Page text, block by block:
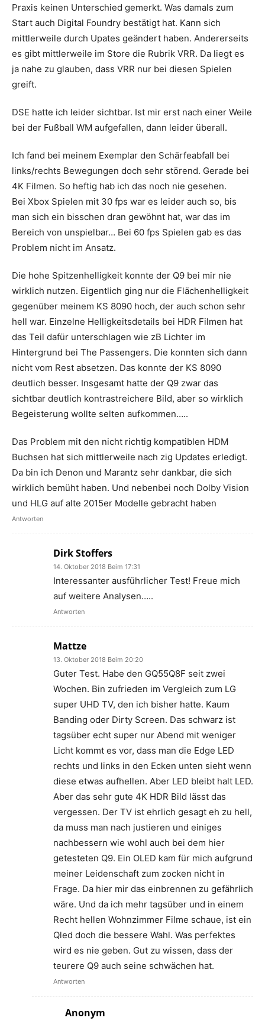
Praxis keinen Unterschied gemerkt. Was damals zum
Start auch Digital Foundry bestätigt hat. Kann sich
mittlerweile durch Upates geändert haben. Andererseits
es gibt mittlerweile im Store die Rubrik VRR. Da liegt es
ja nahe zu glauben, dass VRR nur bei diesen Spielen
greift.
DSE hatte ich leider sichtbar. Ist mir erst nach einer Weile
bei der Fußball WM aufgefallen, dann leider überall.
Ich fand bei meinem Exemplar den Schärfeabfall bei
links/rechts Bewegungen doch sehr störend. Gerade bei
4K Filmen. So heftig hab ich das noch nie gesehen.
Bei Xbox Spielen mit 30 fps war es leider auch so, bis
man sich ein bisschen dran gewöhnt hat, war das im
Bereich von unspielbar… Bei 60 fps Spielen gab es das
Problem nicht im Ansatz.
Die hohe Spitzenhelligkeit konnte der Q9 bei mir nie
wirklich nutzen. Eigentlich ging nur die Flächenhelligkeit
gegenüber meinem KS 8090 hoch, der auch schon sehr
hell war. Einzelne Helligkeitsdetails bei HDR Filmen hat
das Teil dafür unterschlagen wie zB Lichter im
Hintergrund bei The Passengers. Die konnten sich dann
nicht vom Rest absetzen. Das konnte der KS 8090
deutlich besser. Insgesamt hatte der Q9 zwar das
sichtbar deutlich kontrastreichere Bild, aber so wirklich
Begeisterung wollte selten aufkommen…..
Das Problem mit den nicht richtig kompatiblen HDM
Buchsen hat sich mittlerweile nach zig Updates erledigt.
Da bin ich Denon und Marantz sehr dankbar, die sich
wirklich bemüht haben. Und nebenbei noch Dolby Vision
und HLG auf alte 2015er Modelle gebracht haben
Antworten
Dirk Stoffers
14. Oktober 2018 Beim 17:31
Interessanter ausführlicher Test! Freue mich
auf weitere Analysen…..
Antworten
Mattze
13. Oktober 2018 Beim 20:20
Guter Test. Habe den GQ55Q8F seit zwei
Wochen. Bin zufrieden im Vergleich zum LG
super UHD TV, den ich bisher hatte. Kaum
Banding oder Dirty Screen. Das schwarz ist
tagsüber echt super nur Abend mit weniger
Licht kommt es vor, dass man die Edge LED
rechts und links in den Ecken unten sieht wenn
diese etwas aufhellen. Aber LED bleibt halt LED.
Aber das sehr gute 4K HDR Bild lässt das
vergessen. Der TV ist ehrlich gesagt eh zu hell,
da muss man nach justieren und einiges
nachbessern wie wohl auch bei dem hier
getesteten Q9. Ein OLED kam für mich aufgrund
meiner Leidenschaft zum zocken nicht in
Frage. Da hier mir das einbrennen zu gefährlich
wäre. Und da ich mehr tagsüber und in einem
Recht hellen Wohnzimmer Filme schaue, ist ein
Qled doch die bessere Wahl. Was perfektes
wird es nie geben. Gut zu wissen, dass der
teurere Q9 auch seine schwächen hat.
Antworten
Anonym